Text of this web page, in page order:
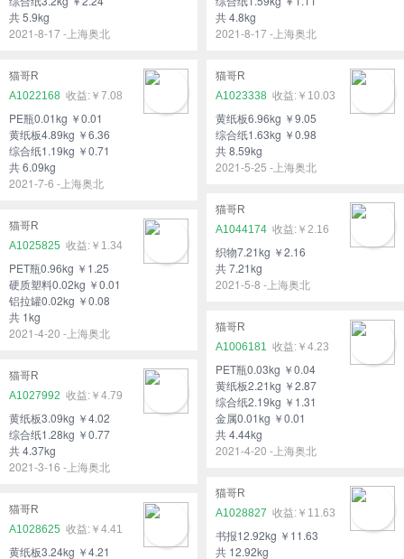
共 4.8kg
2021-8-17 -上海奥北
共 5.9kg
2021-8-17 -上海奥北
猫哥R
A1022168
￥7.08
PE瓶0.01kg ￥0.01
黄纸板4.89kg ￥6.36
综合纸1.19kg ￥0.71
共 6.09kg
2021-7-6 -上海奥北
猫哥R
A1023338
￥10.03
黄纸板6.96kg ￥9.05
综合纸1.63kg ￥0.98
共 8.59kg
2021-5-25 -上海奥北
猫哥R
A1044174
￥2.16
织物7.21kg ￥2.16
共 7.21kg
2021-5-8 -上海奥北
猫哥R
A1025825
￥1.34
PET瓶0.96kg ￥1.25
硬质塑料0.02kg ￥0.01
铝拉罐0.02kg ￥0.08
共 1kg
2021-4-20 -上海奥北
猫哥R
A1006181
￥4.23
PET瓶0.03kg ￥0.04
黄纸板2.21kg ￥2.87
综合纸2.19kg ￥1.31
金属0.01kg ￥0.01
共 4.44kg
2021-4-20 -上海奥北
猫哥R
A1027992
￥4.79
黄纸板3.09kg ￥4.02
综合纸1.28kg ￥0.77
共 4.37kg
2021-3-16 -上海奥北
猫哥R
A1028827
￥11.63
书报12.92kg ￥11.63
共 12.92kg
猫哥R
A1028625
￥4.41
黄纸板3.24kg ￥4.21